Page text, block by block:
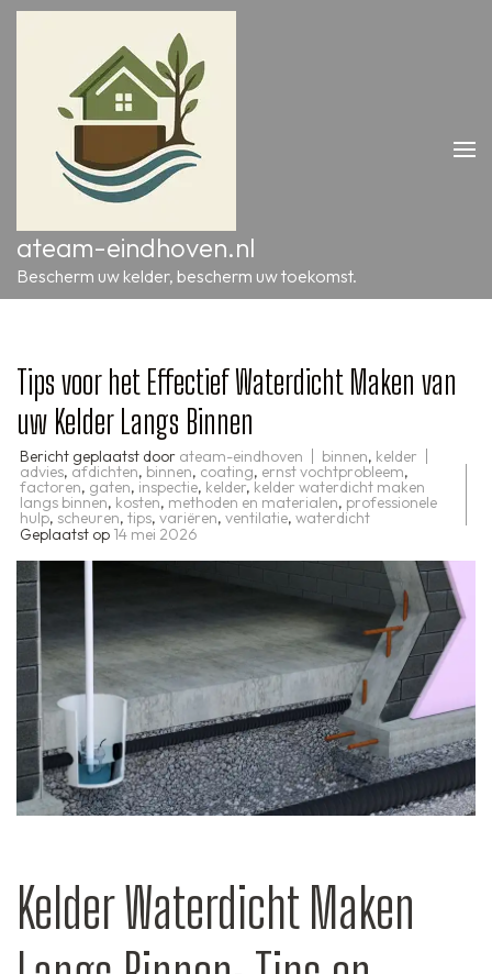
Ga
ateam-eindhoven.nl
Bescherm uw kelder, bescherm uw toekomst.
Tips voor het Effectief Waterdicht Maken van
uw Kelder Langs Binnen
Bericht geplaatst door ateam-eindhoven binnen, kelder
advies, afdichten, binnen, coating, ernst vochtprobleem,
factoren, gaten, inspectie, kelder,kelder waterdicht maken
langs binnen, kosten, methoden en materialen, professionele
hulp, scheuren, tips, variëren, ventilatie, waterdicht
Geplaatst op 14 mei 2026
Kelder Waterdicht Maken